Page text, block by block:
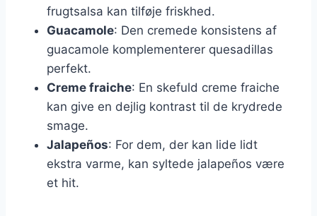
frugtsalsa kan tilføje friskhed.
Guacamole: Den cremede konsistens af
guacamole komplementerer quesadillas
perfekt.
Creme fraiche: En skefuld creme fraiche
kan give en dejlig kontrast til de krydrede
smage.
Jalapeños: For dem, der kan lide lidt
ekstra varme, kan syltede jalapeños være
et hit.